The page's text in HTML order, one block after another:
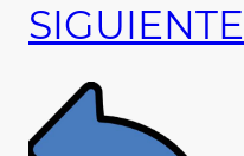
SIGUIENTE